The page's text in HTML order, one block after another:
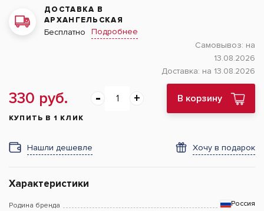
ДОСТАВКА В
АРХАНГЕЛЬСКАЯ
Бесплатно
Подробнее
Самовывоз: на
13.08.2026
Доставка: на 13.08.2026
330 руб. В корзину
КУПИТЬ В 1 КЛИК
Нашли дешевле Хочу в подарок
Характеристики
Родина бренда Россия